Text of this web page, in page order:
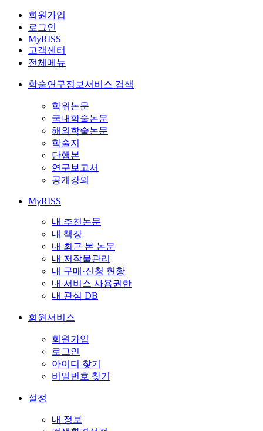
회원가입
로그인
MyRISS
고객센터
전체메뉴
학술연구정보서비스 검색
학위논문
국내학술논문
해외학술논문
학술지
단행본
연구보고서
공개강의
MyRISS
내 추천논문
내 책장
내 최근 본 논문
내 저작물관리
내 구매·신청 현황
내 서비스 사용권한
내 관심 DB
회원서비스
회원가입
로그인
아이디 찾기
비밀번호 찾기
설정
내 정보